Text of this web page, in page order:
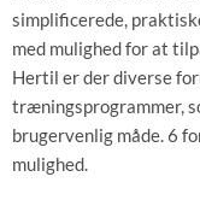
simplificerede,
med mulighed for at
Hertil er der diverse
træningsprogrammer,
brugervenlig måde. 6
mulighed.